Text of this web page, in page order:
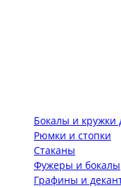
Бокалы и кружки
Рюмки и стопки
Стаканы
Фужеры и бокалы
Графины и